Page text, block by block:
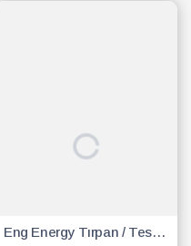
Eng Energy Tırpan / Testere Buji - 10 Adet